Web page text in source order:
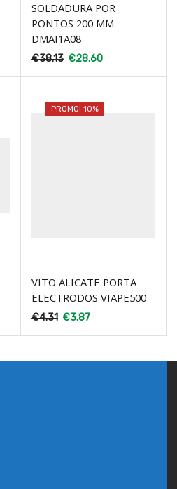
SOLDADURA POR
PONTOS 200 MM
DMAI1A08
€38.13 €28.60
PROMO! 10%
VITO ALICATE PORTA
ELECTRODOS VIAPE500
€4.31 €3.87